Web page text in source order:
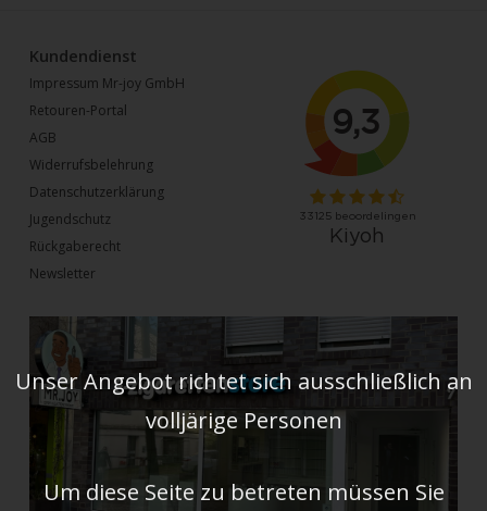
Kundendienst
Impressum Mr-joy GmbH
Retouren-Portal
AGB
Widerrufsbelehrung
Datenschutzerklärung
Jugendschutz
Rückgaberecht
Newsletter
Unser Angebot richtet sich ausschließlich an
volljärige Personen
Um diese Seite zu betreten müssen Sie